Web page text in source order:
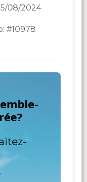
08/2024
#10978